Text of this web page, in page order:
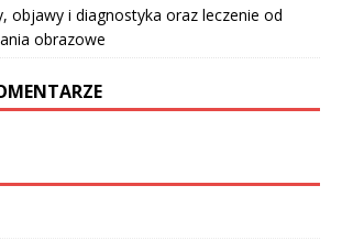
objawy i diagnostyka oraz leczenie od
obrazowe